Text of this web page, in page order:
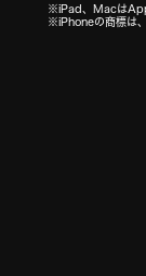
※iPad、Macは
※iPhoneの商標は、